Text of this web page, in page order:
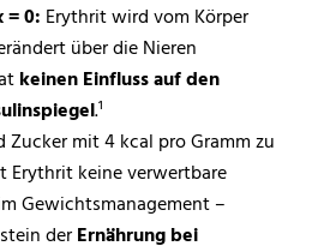
= 0: Erythrit wird vom Körper
über die Nieren
keinen Einfluss auf den
.¹
Zucker mit 4 kcal pro Gramm zu
Erythrit keine verwertbare
Gewichtsmanagement –
der Ernährung bei